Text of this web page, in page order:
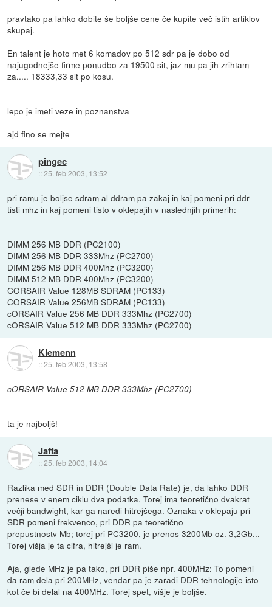
pravtako pa lahko dobite še boljše cene če kupite več istih artiklov
skupaj.
En talent je hoto met 6 komadov po 512 sdr pa je dobo od
najugodnejše firme ponudbo za 19500 sit, jaz mu pa jih zrihtam
za..... 18333,33 sit po kosu.
lepo je imeti veze in poznanstva
ajd fino se mejte
pingec
::25. feb 2003, 13:52
pri ramu je boljse sdram al ddram pa zakaj in kaj pomeni pri ddr
tisti mhz in kaj pomeni tisto v oklepajih v naslednjih primerih:
DIMM 256 MB DDR (PC2100)
DIMM 256 MB DDR 333Mhz (PC2700)
DIMM 256 MB DDR 400Mhz (PC3200)
DIMM 512 MB DDR 400Mhz (PC3200)
CORSAIR Value 128MB SDRAM (PC133)
CORSAIR Value 256MB SDRAM (PC133)
cORSAIR Value 256 MB DDR 333Mhz (PC2700)
cORSAIR Value 512 MB DDR 333Mhz (PC2700)
Klemenn
::25. feb 2003, 13:58
cORSAIR Value 512 MB DDR 333Mhz (PC2700)
ta je najboljš!
Jaffa
::25. feb 2003, 14:04
Razlika med SDR in DDR (Double Data Rate) je, da lahko DDR
prenese v enem ciklu dva podatka. Torej ima teoretično dvakrat
večji bandwight, kar ga naredi hitrejšega. Oznaka v oklepaju pri
SDR pomeni frekvenco, pri DDR pa teoretično
prepustnostv Mb; torej pri PC3200, je prenos 3200Mb oz. 3,2Gb...
Torej višja je ta cifra, hitrejši je ram.
Aja, glede MHz je pa tako, pri DDR piše npr. 400MHz: To pomeni
da ram dela pri 200MHz, vendar pa je zaradi DDR tehnologije isto
kot če bi delal na 400MHz. Torej spet, višje je boljše.